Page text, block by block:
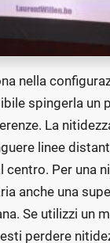
nella
spingerla un
La
linee
centro. Per una
anche una
Se utilizzi un
perdere